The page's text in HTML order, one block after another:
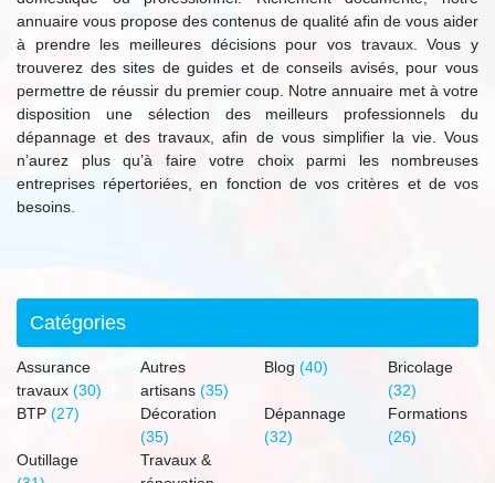
annuaire vous propose des contenus de qualité afin de vous aider
à prendre les meilleures décisions pour vos travaux. Vous y
trouverez des sites de guides et de conseils avisés, pour vous
permettre de réussir du premier coup. Notre annuaire met à votre
disposition une sélection des meilleurs professionnels du
dépannage et des travaux, afin de vous simplifier la vie. Vous
n’aurez plus qu’à faire votre choix parmi les nombreuses
entreprises répertoriées, en fonction de vos critères et de vos
besoins.
Catégories
Assurance
travaux (30)
Autres
artisans (35)
Blog (40)
Bricolage
(32)
BTP (27)
Décoration
(35)
Dépannage
(32)
Formations
(26)
Outillage
Travaux &